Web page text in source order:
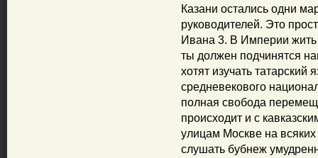
Казани остались одни
руководителей. Это
Ивана 3. В Империи
ты должен подчинятся
хотят изучать татарский
средневекового
полная свобода
происходит и с
улицам Москве на
слушать бубнеж